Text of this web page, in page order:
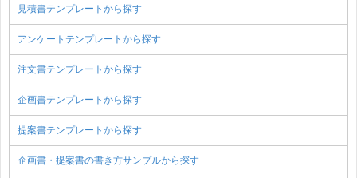
見積書テンプレートから探す
アンケートテンプレートから探す
注文書テンプレートから探す
企画書テンプレートから探す
提案書テンプレートから探す
企画書・提案書の書き方サンプルから探す